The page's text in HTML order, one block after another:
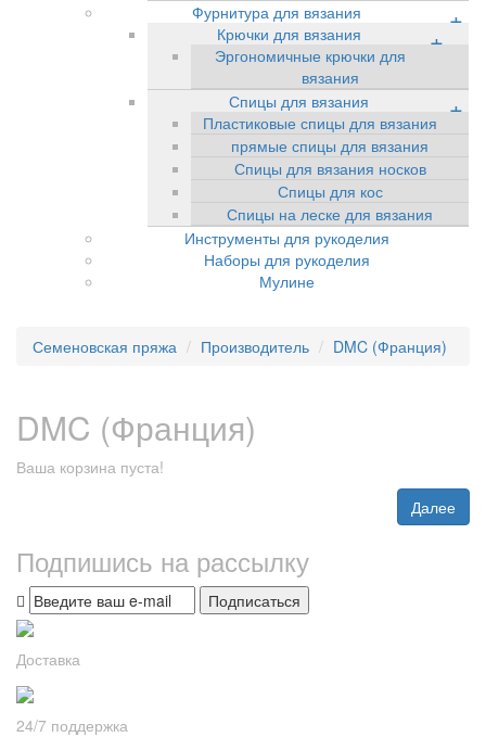
Фурнитура для вязания
+
Крючки для вязания +
Эргономичные крючки для
вязания
Спицы для вязания
+
Пластиковые спицы для вязания
прямые спицы для вязания
Спицы для вязания носков
Спицы для кос
Спицы на леске для вязания
Инструменты для рукоделия
Наборы для рукоделия
Мулине
Семеновская пряжа Производитель DMC (Франция)
DMC (Франция)
Ваша корзина пуста!
Далее
Подпишись на рассылку
Подписаться
Доставка
24/7 поддержка